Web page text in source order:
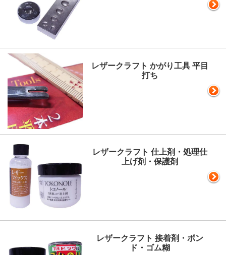
レザークラフト かがり工具 平目
打ち
レザークラフト 仕上剤・処理仕
上げ剤・保護剤
レザークラフト 接着剤・ボン
ド・ゴム糊